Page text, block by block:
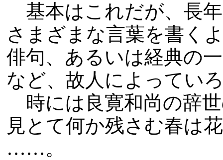
基本はこれだが、長
さまざまな言葉を書く
俳句、あるいは経典の
など、故人によってい
時には良寛和尚の辞
見とて何か残さむ春は
……。